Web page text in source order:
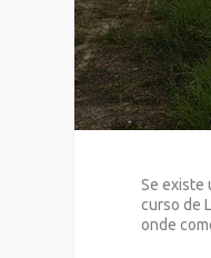
Se existe
curso de
onde